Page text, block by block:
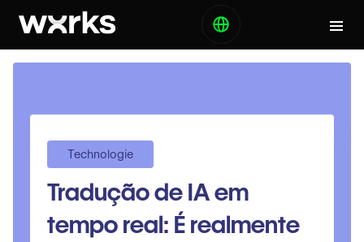
Technologie
Tradução de IA em
tempo real: É realmente